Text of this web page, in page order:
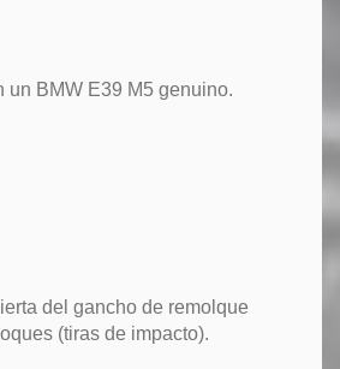
un BMW E39 M5 genuino.
del gancho de remolque
(tiras de impacto).